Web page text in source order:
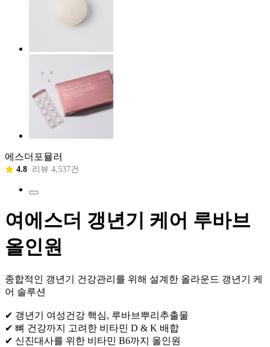
에스더포뮬러
4.8 리뷰 4,537건
여에스더 갱년기 케어 루바브
올인원
종합적인 갱년기 건강관리를 위해 설계한 올라운드 갱년기 케
어 솔루션
✔ 갱년기 여성건강 핵심, 루바브뿌리추출물
✔ 뼈 건강까지 고려한 비타민 D & K 배합
✔ 신진대사를 위한 비타민 B6까지 올인원